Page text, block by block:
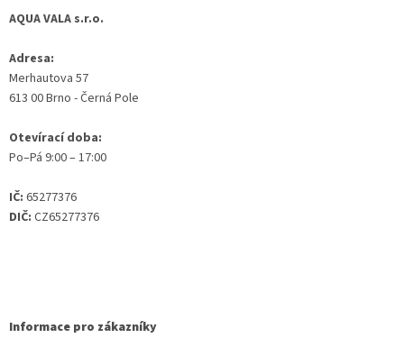
AQUA VALA s.r.o.
Adresa:
Merhautova 57
613 00 Brno - Černá Pole
Otevírací doba:
Po–Pá 9:00 – 17:00
IČ: 65277376
DIČ: CZ65277376
Informace pro zákazníky